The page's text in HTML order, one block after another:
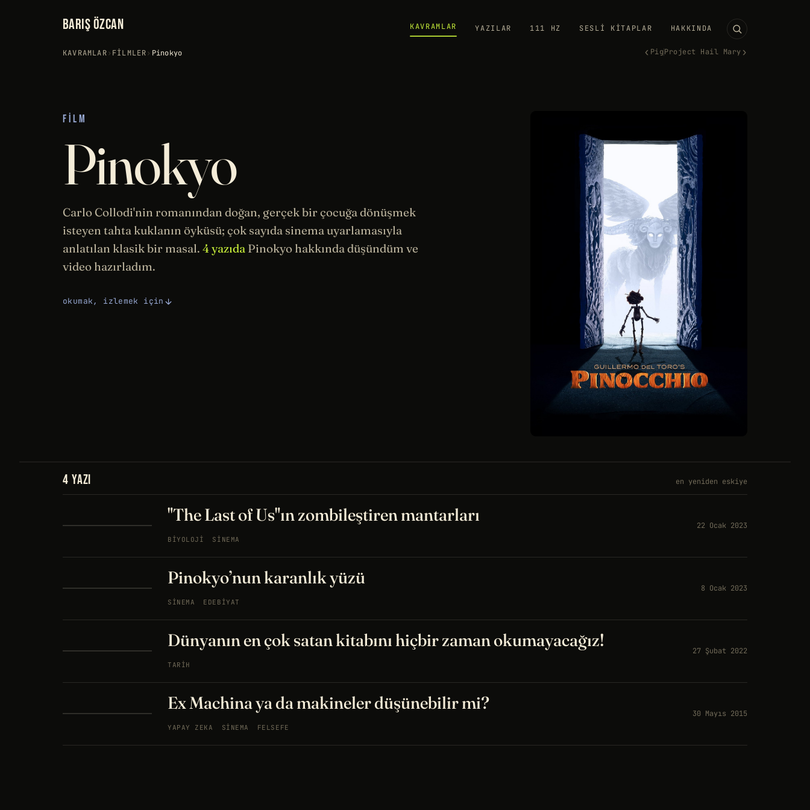
BARIŞ ÖZCAN KAVRAMLAR YAZILAR 111 HZ SESLI KITAPLAR HAKKINDA
KAVRAMLAR› FILMLER› Pinokyo ‹ PigProject Hail Mary ›
FILM
Pinokyo
Carlo Collodi'nin romanından doğan, gerçek bir çocuğa dönüşmek
isteyen tahta kuklanın öyküsü; çok sayıda sinemauyarlamasıyla
anlatılan klasik bir masal. 4 yazıda Pinokyo hakkında düşündüm ve
video hazırladım.
okumak, izlemek için
4 YAZI en yeniden eskiye
"The Last of Us"ın zombileştiren mantarları
BIYOLOJI SINEMA
22 Ocak 2023
Pinokyo’nun karanlık yüzü
SINEMA EDEBIYAT
8 Ocak 2023
Dünyanın en çok satan kitabını hiçbir zaman okumayacağız!
TARIH
27 Şubat 2022
Ex Machina ya da makineler düşünebilir mi?
YAPAY ZEKA SINEMA FELSEFE
30 Mayıs 2015